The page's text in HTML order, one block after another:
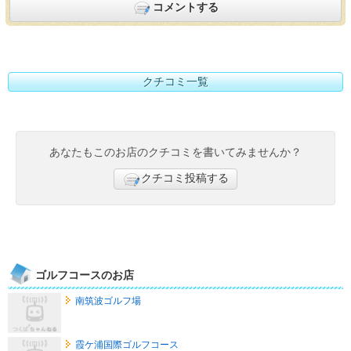
コメントする
クチコミ一覧
あなたもこのお店のクチコミを書いてみませんか？
クチコミ投稿する
ゴルフコースのお店
南筑波ゴルフ場
霞ケ浦国際ゴルフコース